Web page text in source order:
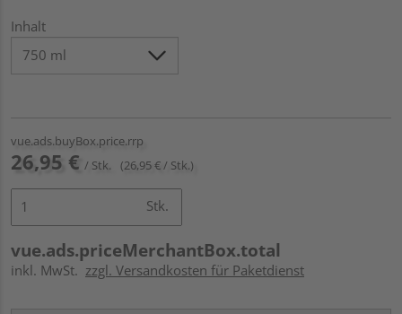
Inhalt
vue.ads.buyBox.price.rrp
26,95 € / Stk. (26,95 € / Stk.)
Stk.
vue.ads.priceMerchantBox.total
inkl. MwSt. zzgl. Versandkosten für Paketdienst